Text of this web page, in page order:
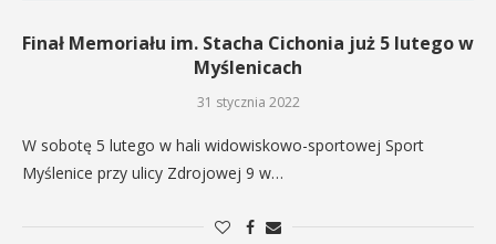
Finał Memoriału im. Stacha Cichonia już 5 lutego w
Myślenicach
31 stycznia 2022
W sobotę 5 lutego w hali widowiskowo-sportowej Sport
Myślenice przy ulicy Zdrojowej 9 w…